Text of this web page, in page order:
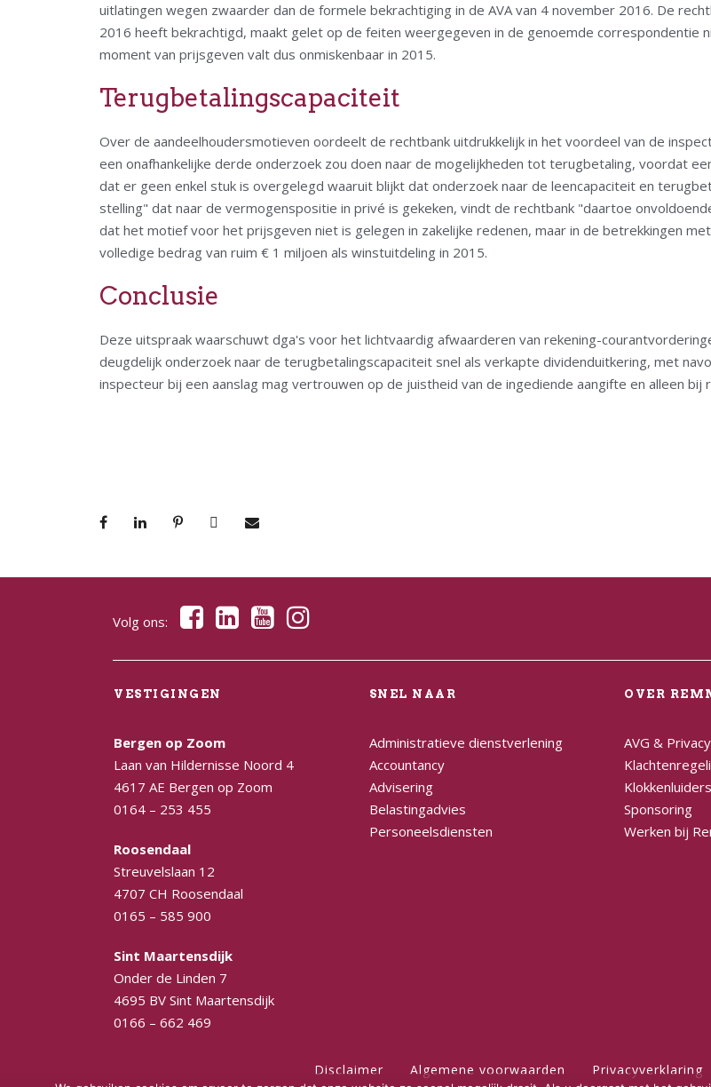
uitlatingen wegen zwaarder dan de formele bekrachtiging in de AVA van 4 november 2016. De
2016 heeft bekrachtigd, maakt gelet op de feiten weergegeven in de genoemde correspondentie
moment van prijsgeven valt dus onmiskenbaar in 2015.
Terugbetalingscapaciteit
Over de aandeelhoudersmotieven oordeelt de rechtbank uitdrukkelijk in het voordeel van de
een onafhankelijke derde onderzoek zou doen naar de mogelijkheden tot terugbetaling, voordat
dat er geen enkel stuk is overgelegd waaruit blijkt dat onderzoek naar de leencapaciteit en
stelling" dat naar de vermogenspositie in privé is gekeken, vindt de rechtbank "daartoe
dat het motief voor het prijsgeven niet is gelegen in zakelijke redenen, maar in de betrekkingen
volledige bedrag van ruim € 1 miljoen als winstuitdeling in 2015.
Conclusie
Deze uitspraak waarschuwt dga's voor het lichtvaardig afwaarderen van rekening-
deugdelijk onderzoek naar de terugbetalingscapaciteit snel als verkapte dividenduitkering, met
inspecteur bij een aanslag mag vertrouwen op de juistheid van de ingediende aangifte en alleen
Volg ons:
VESTIGINGEN
Bergen op Zoom
Laan van Hildernisse Noord 4
4617 AE Bergen op Zoom
0164 – 253 455
Roosendaal
Streuvelslaan 12
4707 CH Roosendaal
0165 – 585 900
Sint Maartensdijk
Onder de Linden 7
4695 BV Sint Maartensdijk
0166 – 662 469
SNEL NAAR
Administratieve dienstverlening
Accountancy
Advisering
Belastingadvies
Personeelsdiensten
OVER
AVG & Privacy
Sponsoring
Werken bij
Disclaimer Algemene voorwaarden Privacyverklaring